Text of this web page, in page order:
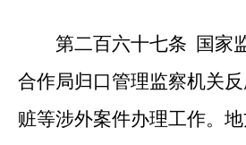
第二百六十七条 国家
合作局归口管理监察机关
赃等涉外案件办理工作。